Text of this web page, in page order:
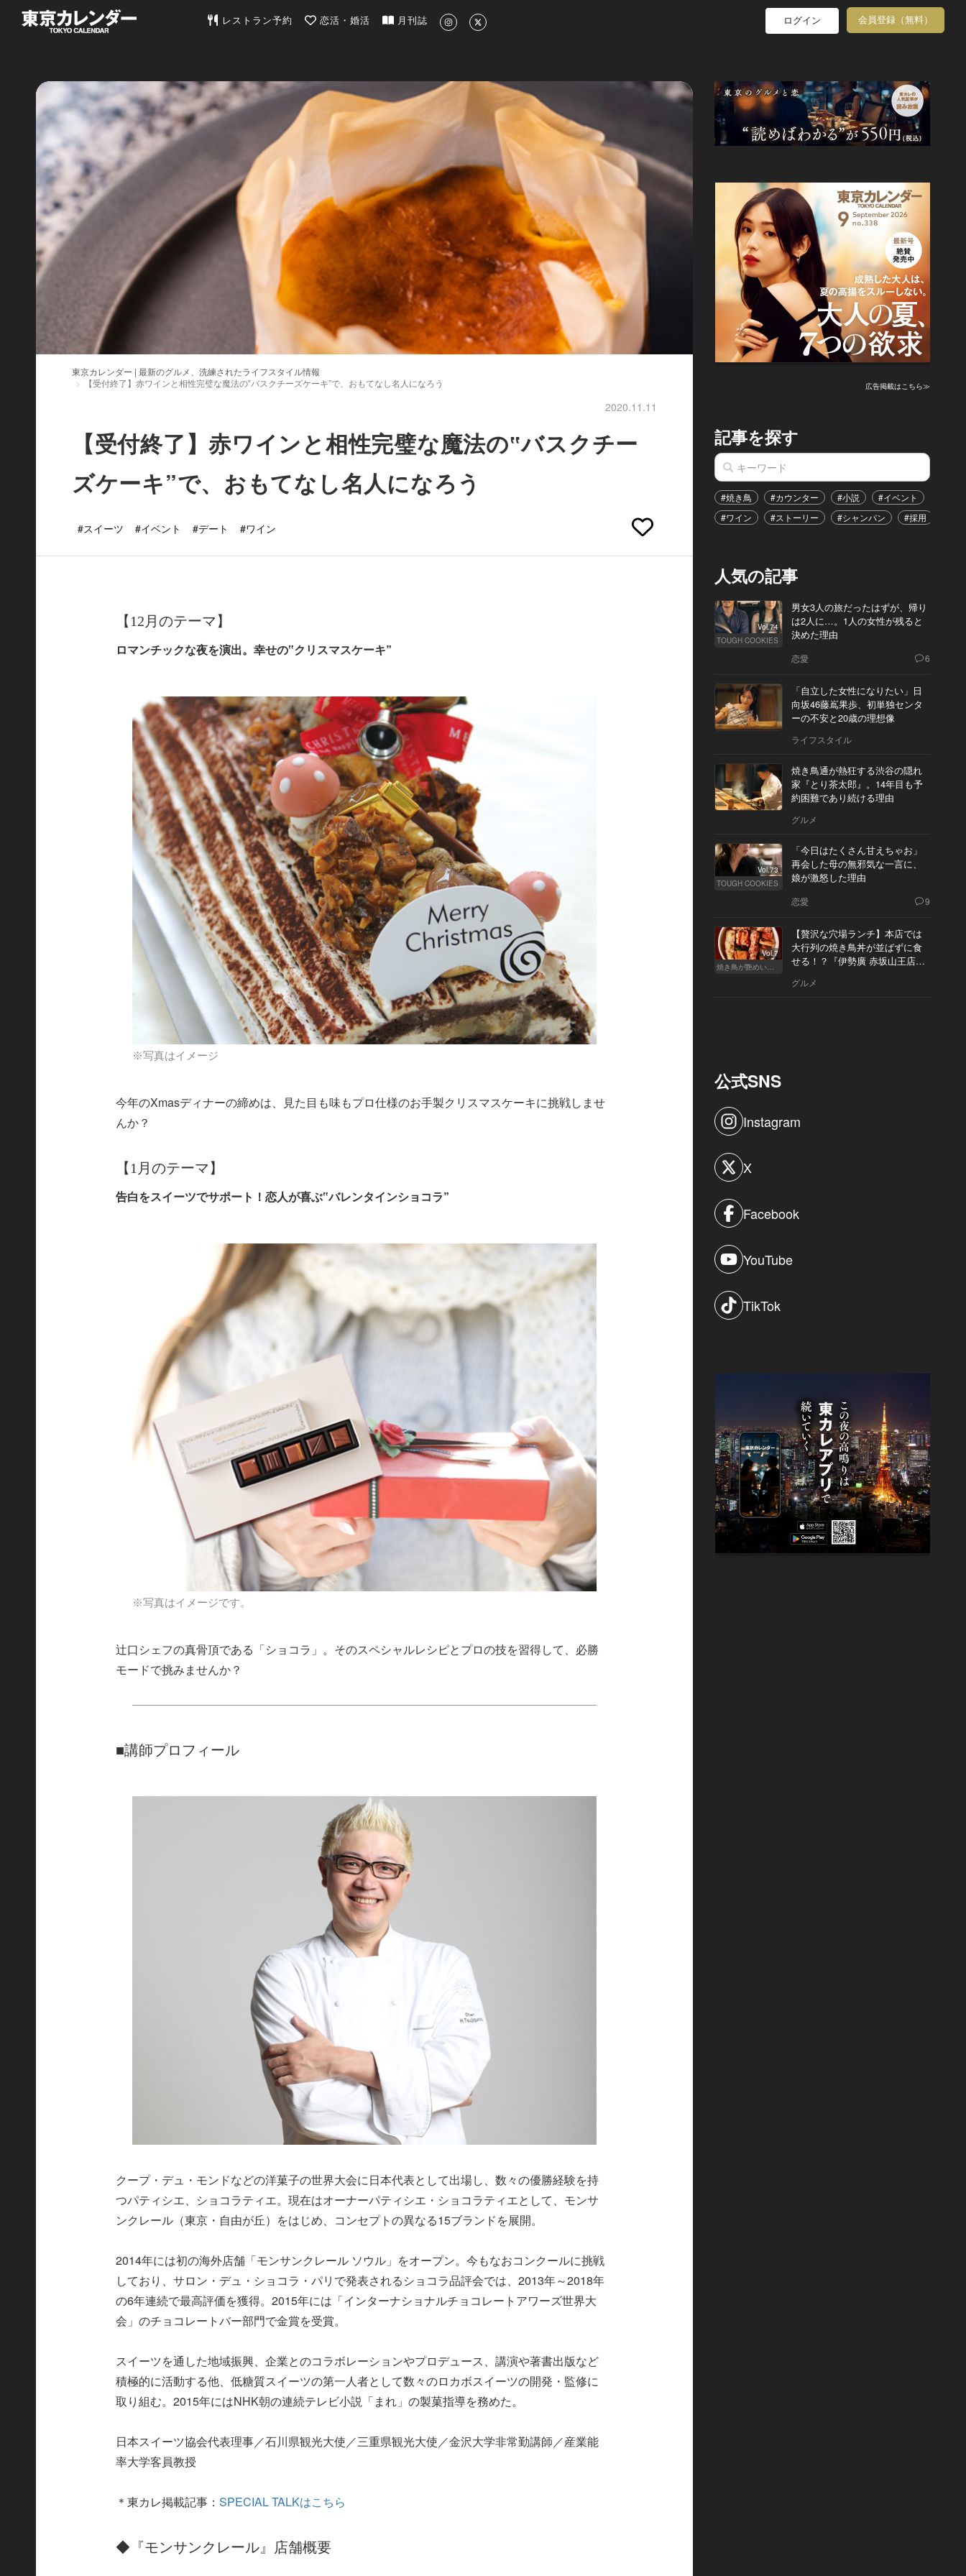
東京カレンダー | 最新のグルメ、洗練されたライフスタイル情報
レストラン予約 恋活・婚活 月刊誌 ログイン 会員登録（無料）
東京カレンダー | 最新のグルメ、洗練されたライフスタイル情報
【受付終了】赤ワインと相性完璧な魔法の‟バスクチーズケーキ”で、おもてなし名人になろう
2020.11.11
【受付終了】赤ワインと相性完璧な魔法の‟バスクチー
ズケーキ”で、おもてなし名人になろう
#スイーツ #イベント #デート #ワイン
【12月のテーマ】
ロマンチックな夜を演出。幸せの‟クリスマスケーキ”
※写真はイメージ
今年のXmasディナーの締めは、見た目も味もプロ仕様のお手製クリスマスケーキに挑戦しませ
んか？
【1月のテーマ】
告白をスイーツでサポート！恋人が喜ぶ‟バレンタインショコラ”
※写真はイメージです。
辻󠄀口シェフの真骨頂である「ショコラ」。そのスペシャルレシピとプロの技を習得して、必勝
モードで挑みませんか？
■講師プロフィール
クープ・デュ・モンドなどの洋菓子の世界大会に日本代表として出場し、数々の優勝経験を持
つパティシエ、ショコラティエ。現在はオーナーパティシエ・ショコラティエとして、モンサ
ンクレール（東京・自由が丘）をはじめ、コンセプトの異なる15ブランドを展開。
2014年には初の海外店舗「モンサンクレール ソウル」をオープン。今もなおコンクールに挑戦
しており、サロン・デュ・ショコラ・パリで発表されるショコラ品評会では、2013年～2018年
の6年連続で最高評価を獲得。2015年には「インターナショナルチョコレートアワーズ世界大
会」のチョコレートバー部門で金賞を受賞。
スイーツを通した地域振興、企業とのコラボレーションやプロデュース、講演や著書出版など
積極的に活動する他、低糖質スイーツの第一人者として数々のロカボスイーツの開発・監修に
取り組む。2015年にはNHK朝の連続テレビ小説「まれ」の製菓指導を務めた。
日本スイーツ協会代表理事／石川県観光大使／三重県観光大使／金沢大学非常勤講師／産業能
率大学客員教授
＊東カレ掲載記事：SPECIAL TALKはこちら
◆『モンサンクレール』店舗概要
広告掲載はこちら≫
記事を探す
#焼き鳥 #カウンター #小説 #イベント
#ワイン
#ストーリー #シャンパン #採用
人気の記事
Vol.74
TOUGH COOKIES
男女3人の旅だったはずが、帰り
は2人に…。1人の女性が残ると
決めた理由
恋愛 6
「自立した女性になりたい」日
向坂46藤嶌果歩、初単独センタ
ーの不安と20歳の理想像
ライフスタイル
焼き鳥通が熱狂する渋谷の隠れ
家『とり茶太郎』。14年目も予
約困難であり続ける理由
グルメ
Vol.73
TOUGH COOKIES
「今日はたくさん甘えちゃお」
再会した母の無邪気な一言に、
娘が激怒した理由
恋愛 9
Vol.7
焼き鳥が艶めいてきた
【贅沢な穴場ランチ】本店では
大行列の焼き鳥丼が並ばずに食
せる！？『伊勢廣 赤坂山王店』
グルメ
公式SNS
Instagram
X
Facebook
YouTube
TikTok